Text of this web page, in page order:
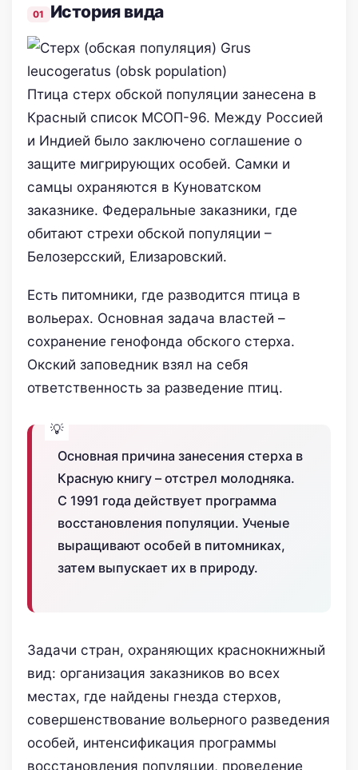
История вида
Птица стерх обской популяции занесена в
Красный список МСОП-96. Между Россией
и Индией было заключено соглашение о
защите мигрирующих особей. Самки и
самцы охраняются в Куноватском
заказнике. Федеральные заказники, где
обитают стрехи обской популяции –
Белозерсский, Елизаровский.
Есть питомники, где разводится птица в
вольерах. Основная задача властей –
сохранение генофонда обского стерха.
Окский заповедник взял на себя
ответственность за разведение птиц.
Основная причина занесения стерха в
Красную книгу – отстрел молодняка.
С 1991 года действует программа
восстановления популяции. Ученые
выращивают особей в питомниках,
затем выпускает их в природу.
Задачи стран, охраняющих краснокнижный
вид: организация заказников во всех
местах, где найдены гнезда стерхов,
совершенствование вольерного разведения
особей, интенсификация программы
восстановления популяции, проведение